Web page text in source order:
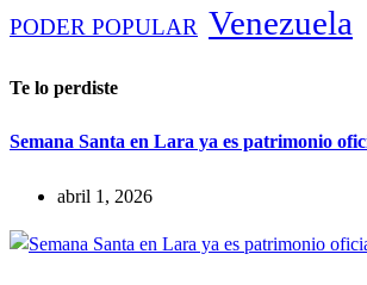
PODER POPULAR Venezuela
Te lo perdiste
Semana Santa en Lara ya es patrimonio
abril 1, 2026